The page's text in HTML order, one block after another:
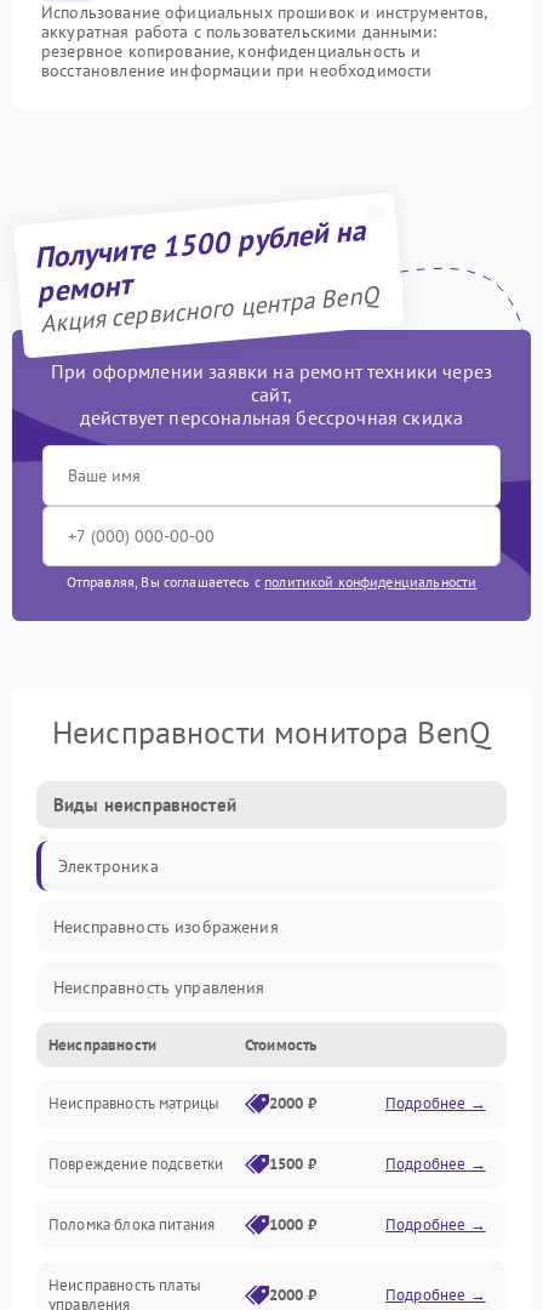
Использование официальных прошивок и инструментов,
аккуратная работа с пользовательскими данными:
резервное копирование, конфиденциальность и
восстановление информации при необходимости
Получите 1500 рублей на
ремонт
Акция сервисного центра BenQ
При оформлении заявки на ремонт техники через
сайт,
действует персональная бессрочная скидка
Отправляя, Вы соглашаетесь с политикой конфиденциальности
Неисправности монитора BenQ
Виды неисправностей
Электроника
Неисправность изображения
Неисправность управления
Неисправность интерфейсов
Прочие неисправности
Неисправность звука
Механические повреждения
Неисправности Стоимость
Неисправность матрицы 2000 ₽ Подробнее →
Повреждение подсветки 1500 ₽ Подробнее →
Поломка блока питания 1000 ₽ Подробнее →
Неисправность платы
управления
2000 ₽ Подробнее →